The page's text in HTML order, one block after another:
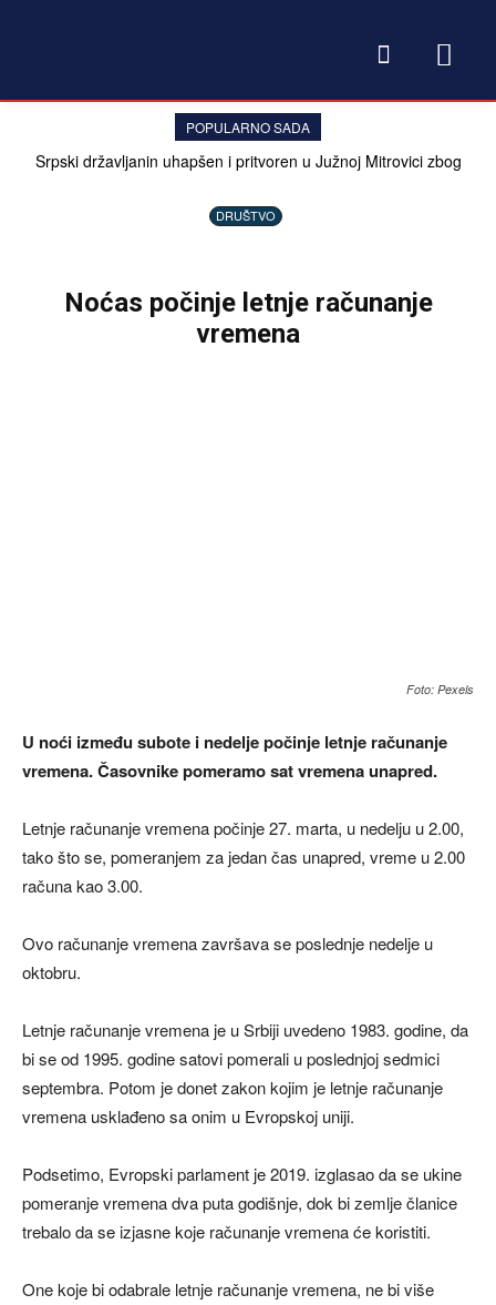
POPULARNO SADA
Srpski državljanin uhapšen i pritvoren u Južnoj Mitrovici zbog
DRUŠTVO
Noćas počinje letnje računanje
vremena
Foto: Pexels
U noći između subote i nedelje počinje letnje računanje
vremena. Časovnike pomeramo sat vremena unapred.
Letnje računanje vremena počinje 27. marta, u nedelju u 2.00,
tako što se, pomeranjem za jedan čas unapred, vreme u 2.00
računa kao 3.00.
Ovo računanje vremena završava se poslednje nedelje u
oktobru.
Letnje računanje vremena je u Srbiji uvedeno 1983. godine, da
bi se od 1995. godine satovi pomerali u poslednjoj sedmici
septembra. Potom je donet zakon kojim je letnje računanje
vremena usklađeno sa onim u Evropskoj uniji.
Podsetimo, Evropski parlament je 2019. izglasao da se ukine
pomeranje vremena dva puta godišnje, dok bi zemlje članice
trebalo da se izjasne koje računanje vremena će koristiti.
One koje bi odabrale letnje računanje vremena, ne bi više